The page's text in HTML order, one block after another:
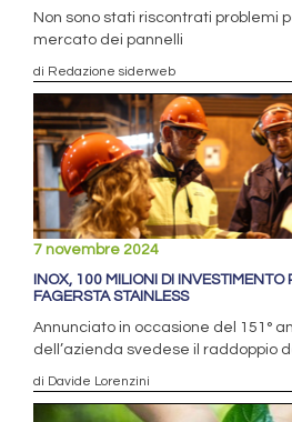
Non sono stati riscontrati problemi
mercato dei pannelli
di Redazione siderweb
7 novembre 2024
INOX, 100 MILIONI DI
FAGERSTA STAINLESS
Annunciato in occasione del 151°
dell’azienda svedese il raddoppio
di Davide Lorenzini